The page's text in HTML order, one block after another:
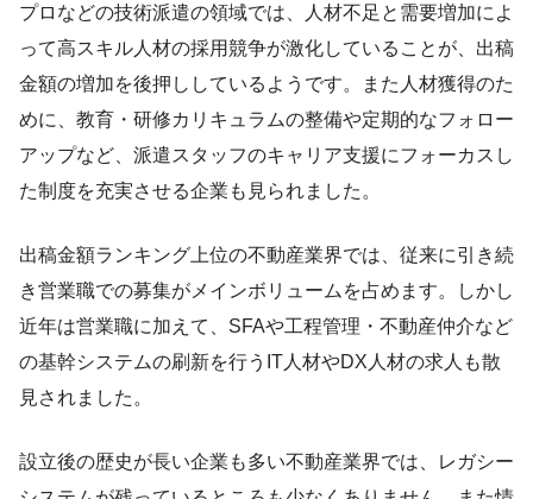
プロなどの技術派遣の領域では、人材不足と需要増加によ
って高スキル人材の採用競争が激化していることが、出稿
金額の増加を後押ししているようです。また人材獲得のた
めに、教育・研修カリキュラムの整備や定期的なフォロー
アップなど、派遣スタッフのキャリア支援にフォーカスし
た制度を充実させる企業も見られました。
出稿金額ランキング上位の不動産業界では、従来に引き続
き営業職での募集がメインボリュームを占めます。しかし
近年は営業職に加えて、SFAや工程管理・不動産仲介など
の基幹システムの刷新を行うIT人材やDX人材の求人も散
見されました。
設立後の歴史が長い企業も多い不動産業界では、レガシー